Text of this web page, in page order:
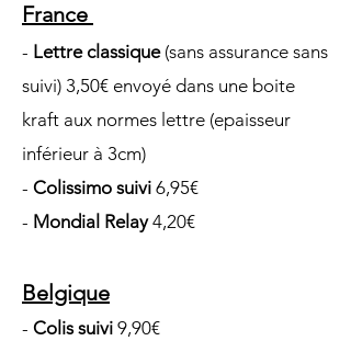
France
- Lettre classique(sans assurance sans
suivi) 3,50€ envoyé dans une boite
kraft aux normes lettre (epaisseur
inférieur à 3cm)
- Colissimo suivi 6,95€
- Mondial Relay4,20€
Belgique
- Colissuivi 9,90€